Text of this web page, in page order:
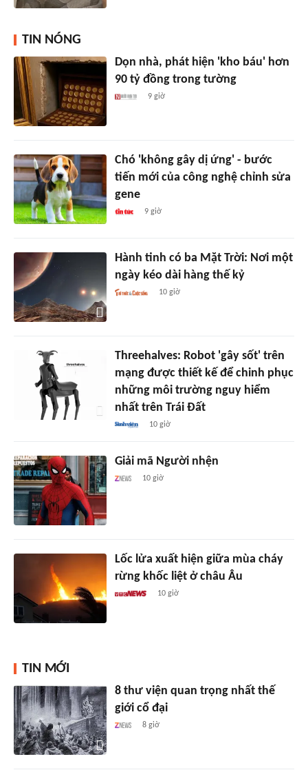
TIN NÓNG
Dọn nhà, phát hiện 'kho báu' hơn
90 tỷ đồng trong tường
9 giờ
Chó 'không gây dị ứng' - bước
tiến mới của công nghệ chỉnh sửa
gene
9 giờ
Hành tinh có ba Mặt Trời: Nơi một
ngày kéo dài hàng thế kỷ
10 giờ
Threehalves: Robot 'gây sốt' trên
mạng được thiết kế để chinh phục
những môi trường nguy hiểm
nhất trên Trái Đất
10 giờ
Giải mã Người nhện
10 giờ
Lốc lửa xuất hiện giữa mùa cháy
rừng khốc liệt ở châu Âu
10 giờ
TIN MỚI
8 thư viện quan trọng nhất thế
giới cổ đại
8 giờ